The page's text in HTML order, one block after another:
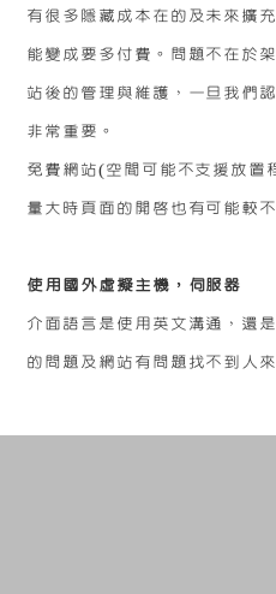
有很多隱藏成本在的及未來擴
能變成要多付費。問題不在於
站後的管理與維護，一旦我們
非常重要。
免費網站(空間可能不支援放置
量大時頁面的開啟也有可能較
使用國外虛擬主機，伺服器
介面語言是使用英文溝通，還
的問題及網站有問題找不到人來